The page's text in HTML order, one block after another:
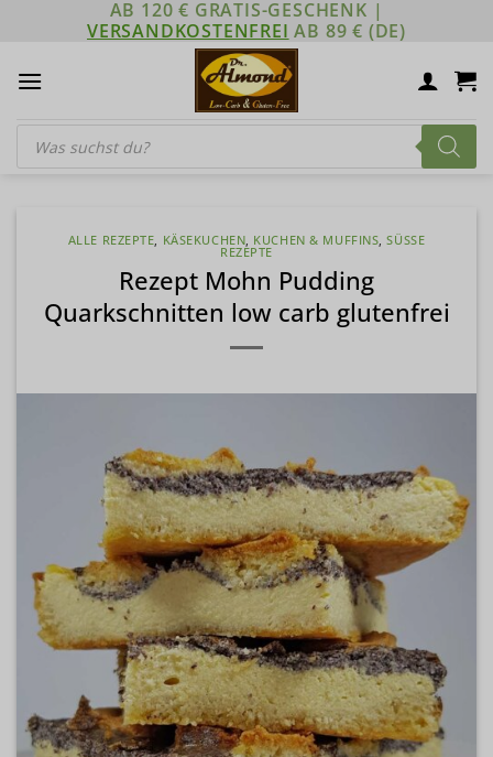
AB 120 € GRATIS-GESCHENK |
VERSANDKOSTENFREI AB 89 € (DE)
Products
search
ALLE REZEPTE, KÄSEKUCHEN, KUCHEN & MUFFINS,SÜSSE R
EZEPTE
Rezept Mohn Pudding
Quarkschnitten low carb glutenfrei